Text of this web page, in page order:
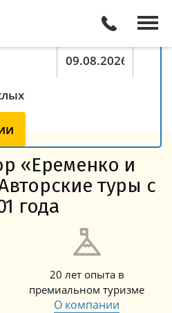
«Еременко и
туры с
года
20 лет опыта в
премиальном туризме
О компании